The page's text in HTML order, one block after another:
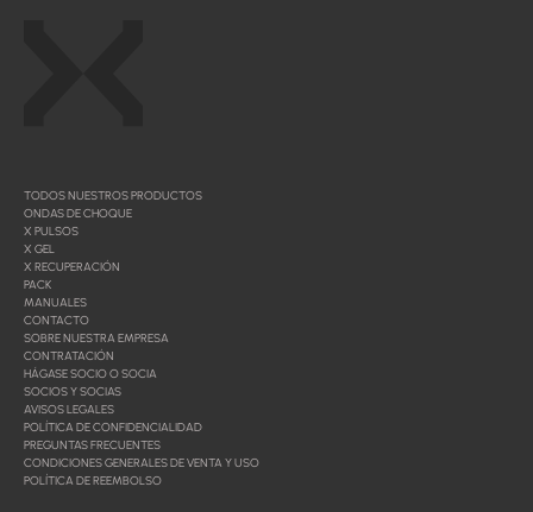
TODOS NUESTROS PRODUCTOS
ONDAS DE CHOQUE
X PULSOS
X GEL
X RECUPERACIÓN
PACK
MANUALES
CONTACTO
SOBRE NUESTRA EMPRESA
CONTRATACIÓN
HÁGASE SOCIO O SOCIA
SOCIOS Y SOCIAS
AVISOS LEGALES
POLÍTICA DE CONFIDENCIALIDAD
PREGUNTAS FRECUENTES
CONDICIONES GENERALES DE VENTA Y USO
POLÍTICA DE REEMBOLSO